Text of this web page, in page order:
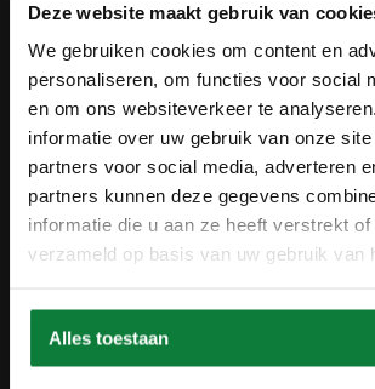
Deze website maakt gebruik van
We gebruiken cookies om content en
personaliseren, om functies voor social
en om ons websiteverkeer te
informatie over uw gebruik van onze
partners voor social media, adverteren
partners kunnen deze gegevens
informatie die u aan ze heeft verstrekt
verzameld op basis van uw gebruik van
Alles toestaan
Producten
Tafels
Wanddecoratie
Tv-meubels
Accessoires
Onderstellen
Olie en onderhoud
Over ons
Wie zijn wij?
Ons materiaal
Duurzaamheid
Betaalmethodes